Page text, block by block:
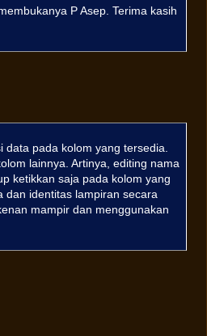
P Asep. Terima kasih
pada kolom yang tersedia.
lainnya. Artinya, editing nama
ketikkan saja pada kolom yang
dan identitas lampiran secara
mampir dan menggunakan